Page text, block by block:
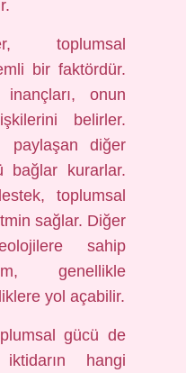
toplumsal
bir faktördür.
onun
belirler.
paylaşan diğer
bağlar kurarlar.
toplumsal
sağlar. Diğer
sahip
genellikle
yol açabilir.
gücü de
hangi